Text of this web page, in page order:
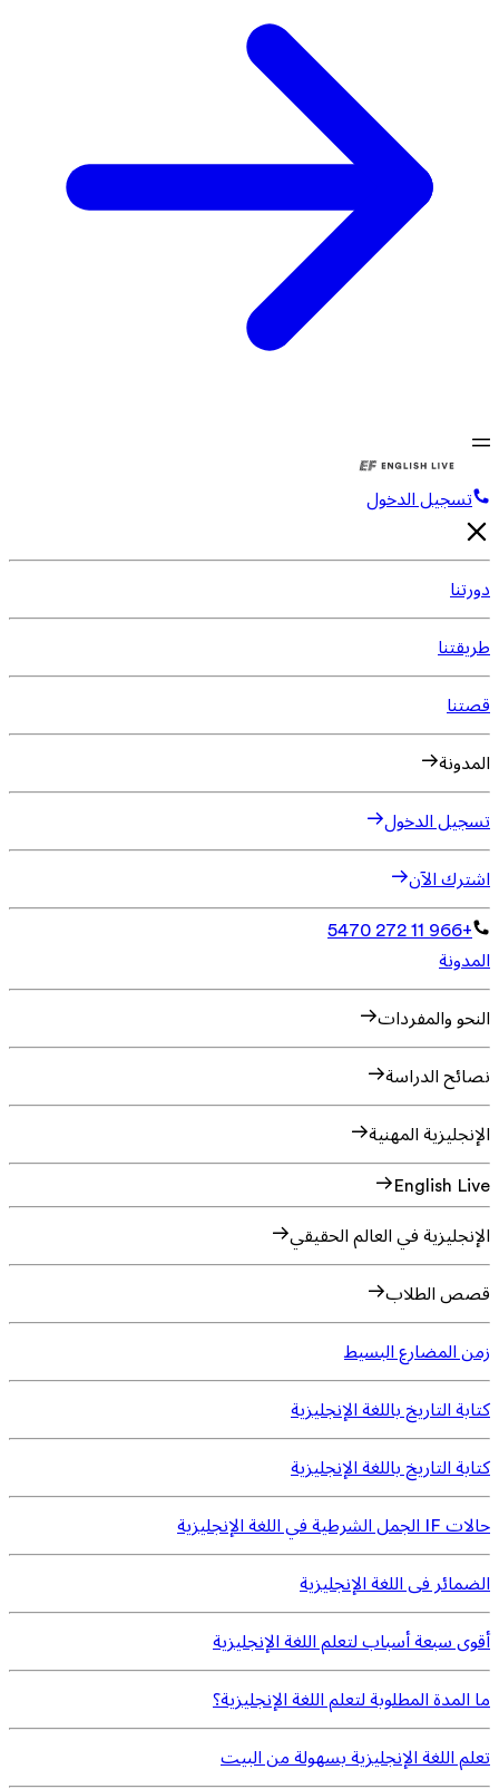
تسجيل الدخول
دورتنا
طريقتنا
قصتنا
المدونة
تسجيل الدخول
اشترك الآن
+966 11 272 5470
المدونة
النحو والمفردات
نصائح الدراسة
الإنجليزية المهنية
English Live
الإنجليزية في العالم الحقيقي
قصص الطلاب
زمن المضارع البسيط
كتابة التاريخ باللغة الإنجليزية
كتابة التاريخ باللغة الإنجليزية
حالات IF الجمل الشرطية في اللغة الإنجليزية
الضمائر فى اللغة الإنجليزية
أقوى سبعة أسباب لتعلم اللغة الإنجليزية
ما المدة المطلوبة لتعلم اللغة الإنجليزية؟
تعلم اللغة الإنجليزية بسهولة من البيت